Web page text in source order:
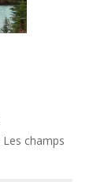
Les champs